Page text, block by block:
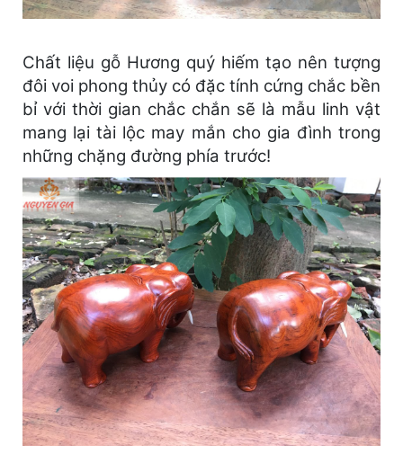
Chất liệu gỗ Hương quý hiếm tạo nên tượng
đôi voi phong thủy có đặc tính cứng chắc bền
bỉ với thời gian chắc chắn sẽ là mẫu linh vật
mang lại tài lộc may mắn cho gia đình trong
những chặng đường phía trước!